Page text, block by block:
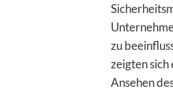
zu
zeigten sich
Ansehen